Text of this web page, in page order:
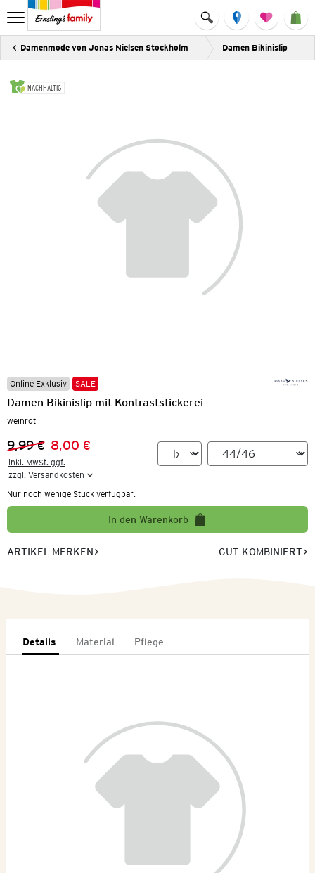
Damenmode von Jonas Nielsen Stockholm Damen Bikinislip
NACHHALTIG
Online Exklusiv SALE
Damen Bikinislip mit Kontraststickerei
weinrot
Vorheriger Preis:
9,99 €
Neuer Preis:
8,00 €
inkl. MwSt. ggf.
zzgl. Versandkosten
Nur noch wenige Stück verfügbar.
In den Warenkorb
ARTIKEL MERKEN GUT KOMBINIERT
Details Material Pflege